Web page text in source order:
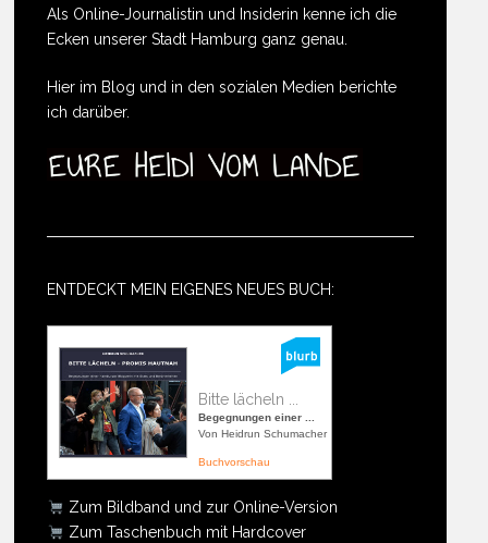
Als Online-Journalistin und Insiderin kenne ich die
Ecken unserer Stadt Hamburg ganz genau.
Hier im Blog und in den sozialen Medien berichte
ich darüber.
ENTDECKT MEIN EIGENES NEUES BUCH:
Bitte lächeln ...
Begegnungen einer ...
Von Heidrun Schumacher
Buchvorschau
Zum Bildband und zur Online-Version
Zum Taschenbuch mit Hardcover